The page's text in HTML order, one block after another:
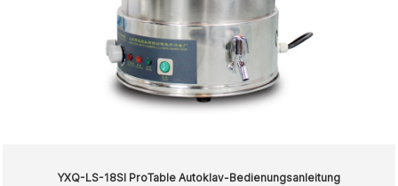
YXQ-LS-18SI ProTable Autoklav-Bedienungsanleitung